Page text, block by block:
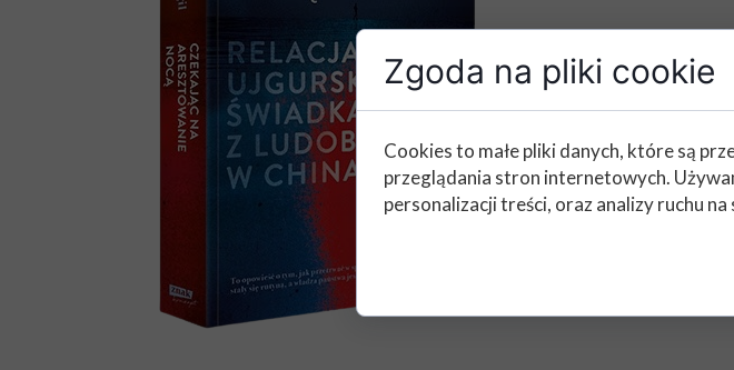
Zgoda na pliki cookie
Cookies to małe pliki danych, które są
przeglądania stron internetowych.
personalizacji treści, oraz analizy ruchu